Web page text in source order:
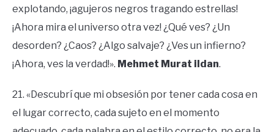
explotando, ¡agujeros negros tragando estrellas!
¡Ahora mira el universo otra vez! ¿Qué ves? ¿Un
desorden? ¿Caos? ¿Algo salvaje? ¿Ves un infierno?
¡Ahora, ves la verdad!». Mehmet Murat ildan.
21. «Descubrí que mi obsesión por tener cada cosa en
el lugar correcto, cada sujeto en el momento